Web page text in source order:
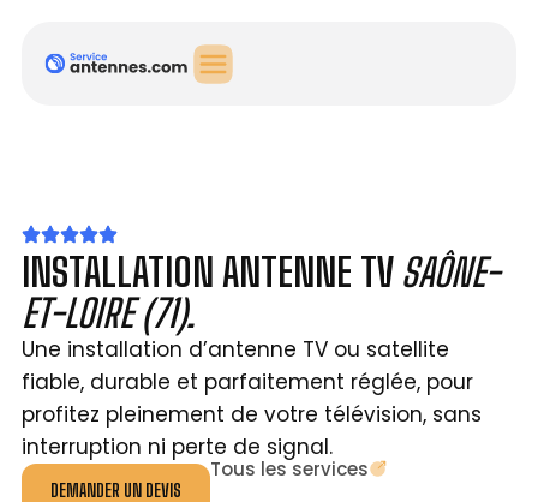
INSTALLATION ANTENNE TV SAÔNE-
ET-LOIRE (71).
Une installation d’antenne TV ou satellite
fiable, durable et parfaitement réglée, pour
profitez pleinement de votre télévision, sans
interruption ni perte de signal.
DEMANDER UN DEVIS
Tous les services